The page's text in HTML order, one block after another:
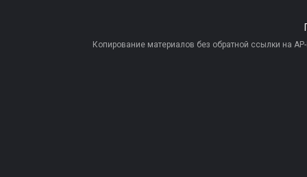
Копирование материалов без обратной ссылки на